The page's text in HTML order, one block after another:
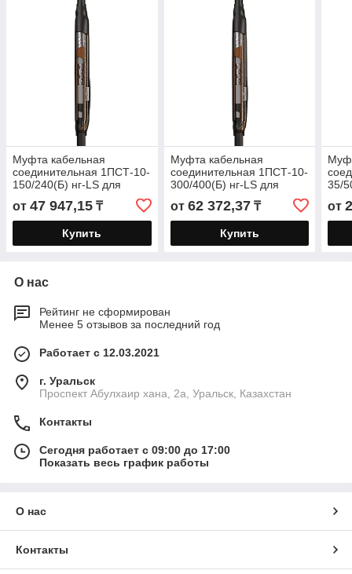
Муфта кабельная
соединительная 1ПСТ-10-
150/240(Б) нг-LS для
кабелей «нг-LS» с
изоляцией из сшитого
полиэтилена
от 47 947,15 ₸
Купить
Муфта кабельная
соединительная 1ПСТ-10-
300/400(Б) нг-LS для
кабелей «нг-LS» с
изоляцией из сшитого
полиэтилена
от 62 372,37₸
Купить
35/
от
О нас
Рейтинг не сформирован
Менее 5 отзывов за последний год
Работает с 12.03.2021
г. Уральск
Проспект Абулхаир хана, 2а, Уральск, Казахстан
Контакты
Сегодня работает с 09:00 до 17:00
Показать весь график работы
О нас
Контакты